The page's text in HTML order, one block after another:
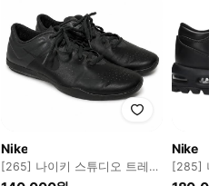
Nike
[265] 나이키 스튜디오 트레이
너 2 블랙
Nike
[285] 나
돔 로우